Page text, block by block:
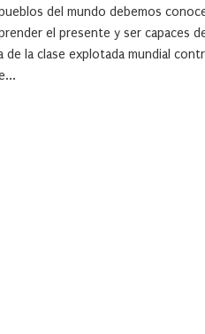
del mundo debemos
el presente y ser capaces
de la clase explotada mundial